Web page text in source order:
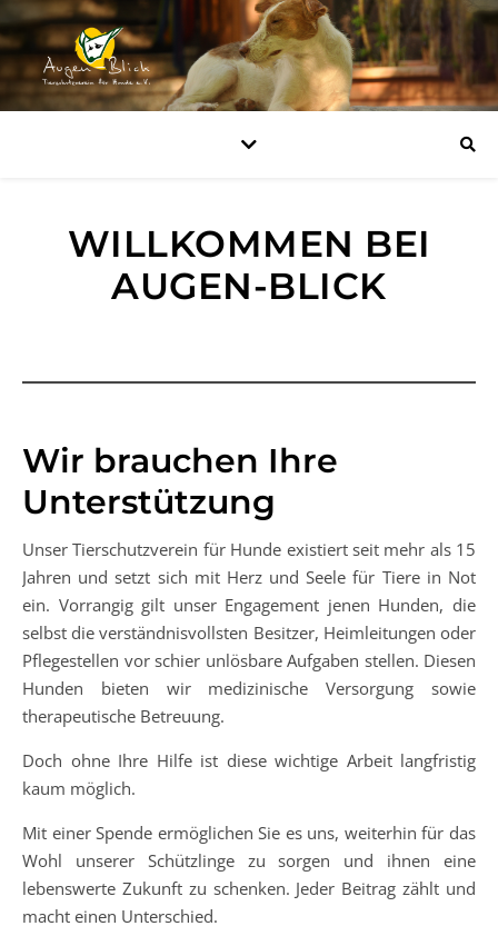
WILLKOMMEN BEI
AUGEN-BLICK
Wir brauchen Ihre
Unterstützung
Unser Tierschutzverein für Hunde existiert seit mehr als 15
Jahren und setzt sich mit Herz und Seele für Tiere in Not
ein. Vorrangig gilt unser Engagement jenen Hunden, die
selbst die verständnisvollsten Besitzer, Heimleitungen oder
Pflegestellen vor schier unlösbare Aufgaben stellen. Diesen
Hunden bieten wir medizinische Versorgung sowie
therapeutische Betreuung.
Doch ohne Ihre Hilfe ist diese wichtige Arbeit langfristig
kaum möglich.
Mit einer Spende ermöglichen Sie es uns, weiterhin für das
Wohl unserer Schützlinge zu sorgen und ihnen eine
lebenswerte Zukunft zu schenken. Jeder Beitrag zählt und
macht einen Unterschied.